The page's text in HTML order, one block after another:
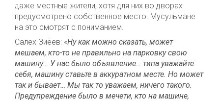
даже местные жители, хотя для них во дворах
предусмотрено собственное место. Мусульмане
на это смотрят с пониманием.
Салех Зиёев: «Ну как можно сказать, может
мешаем, кто-то не правильно на парковку свою
машину… У нас было объявление… типа уважайте
себя, машину ставьте в аккуратном месте. Но может
так и бывает… Мы так то уважаем, ничего такого.
Предупреждение было в мечети, кто на машине,